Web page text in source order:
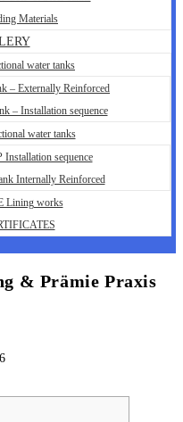
Materials
water tanks
– Externally Reinforced
– Installation sequence
water tanks
Installation sequence
Internally Reinforced
Lining works
& Prämie Praxis